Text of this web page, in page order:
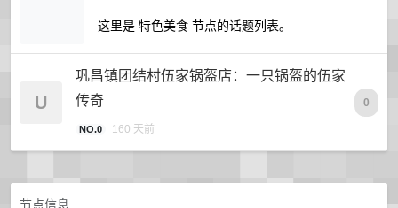
这里是 特色美食 节点的话题列表。
U
巩昌镇团结村伍家锅盔店：一只锅盔的伍家
传奇
NO.0 160 天前
0
节点信息